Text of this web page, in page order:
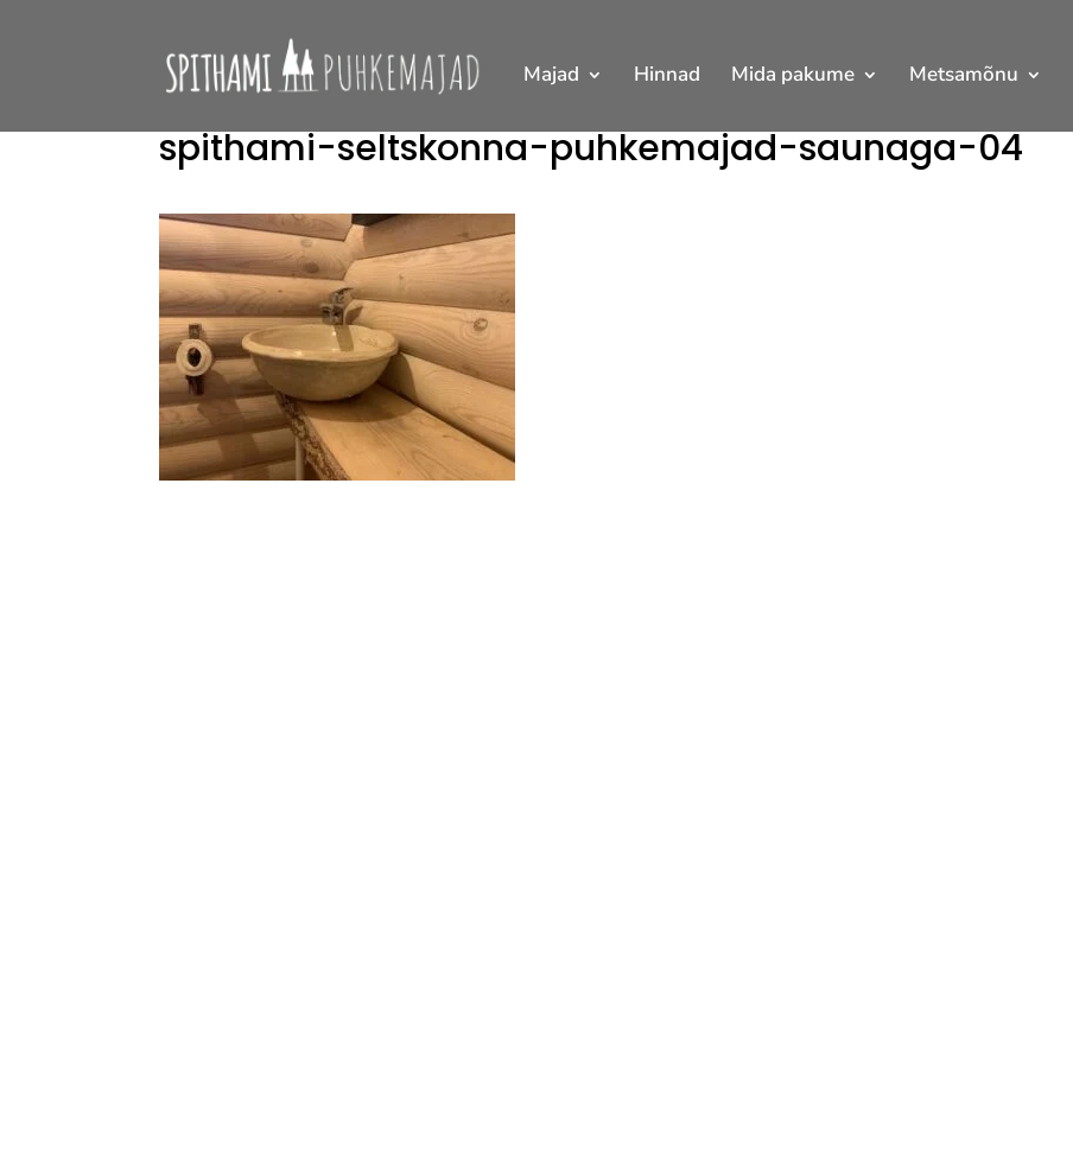
Majad Hinnad Mida pakume Metsamõnu
spithami-seltskonna-puhkemajad-saunaga-04